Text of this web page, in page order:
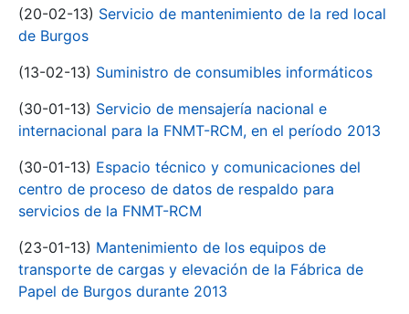
(20-02-13) Servicio de mantenimiento de la red local
de Burgos
(13-02-13) Suministro de consumibles informáticos
(30-01-13) Servicio de mensajería nacional e
internacional para la FNMT-RCM, en el período 2013
(30-01-13) Espacio técnico y comunicaciones del
centro de proceso de datos de respaldo para
servicios de la FNMT-RCM
(23-01-13) Mantenimiento de los equipos de
transporte de cargas y elevación de la Fábrica de
Papel de Burgos durante 2013